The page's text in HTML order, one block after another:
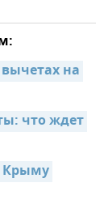
на
что ждет
Крыму